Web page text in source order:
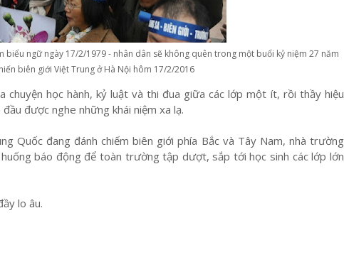
biểu ngữ ngày 17/2/1979 - nhân dân sẽ không quên trong một buổi kỷ niệm 27 năm
biên giới Việt Trung ở Hà Nội hôm 17/2/2016
chuyện học hành, kỷluật và thi đua giữa các lớp một ít, rồi thầy hiệu
đầu được nghe những khái niệm xa lạ.
Quốc đang đánh chiếm biên giới phía Bắc và Tây Nam, nhà trường
ống báo động để toàn trường tập dượt, sắp tới học sinh các lớp lớn
ầy lo âu.